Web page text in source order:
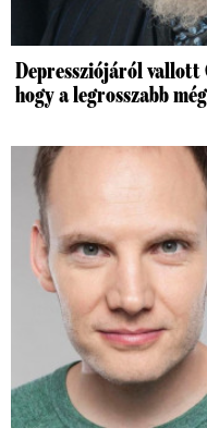
Depressziójáról vallott
hogy a legrosszabb